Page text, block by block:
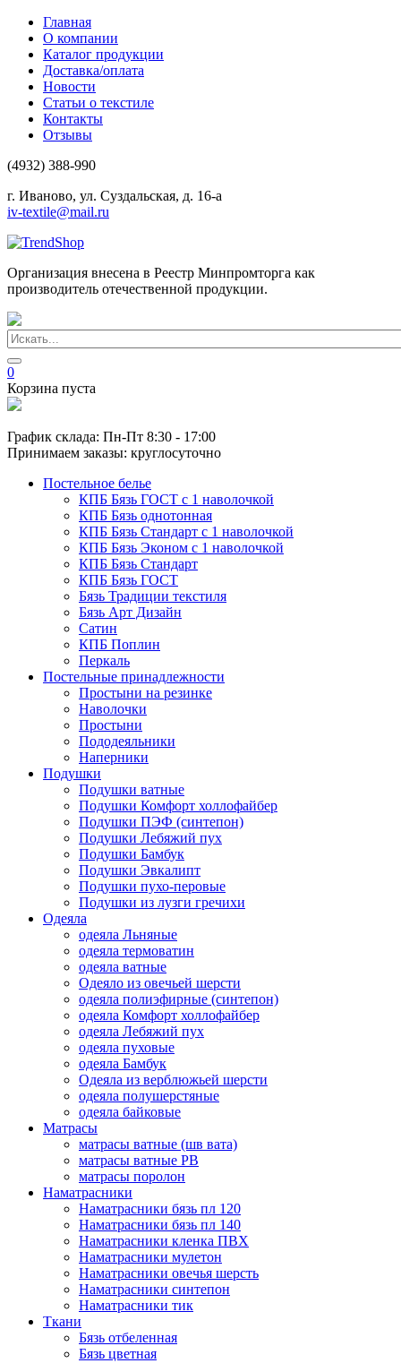
Главная
О компании
Каталог продукции
Доставка/оплата
Новости
Статьи о текстиле
Контакты
Отзывы
(4932) 388-990
г. Иваново, ул. Суздальская, д. 16-а
iv-textile@mail.ru
Организация внесена в Реестр Минпромторга как
производитель отечественной продукции.
0
Корзина пуста
График склада: Пн-Пт 8:30 - 17:00
Принимаем заказы: круглосуточно
Постельное белье
КПБ Бязь ГОСТ c 1 наволочкой
КПБ Бязь однотонная
КПБ Бязь Стандарт c 1 наволочкой
КПБ Бязь Эконом с 1 наволочкой
КПБ Бязь Стандарт
КПБ Бязь ГОСТ
Бязь Традиции текстиля
Бязь Арт Дизайн
Сатин
КПБ Поплин
Перкаль
Постельные принадлежности
Простыни на резинке
Наволочки
Простыни
Пододеяльники
Наперники
Подушки
Подушки ватные
Подушки Комфорт холлофайбер
Подушки ПЭФ (синтепон)
Подушки Лебяжий пух
Подушки Бамбук
Подушки Эвкалипт
Подушки пухо-перовые
Подушки из лузги гречихи
Одеяла
одеяла Льняные
одеяла термоватин
одеяла ватные
Одеяло из овечьей шерсти
одеяла полиэфирные (синтепон)
одеяла Комфорт холлофайбер
одеяла Лебяжий пух
одеяла пуховые
одеяла Бамбук
Одеяла из верблюжьей шерсти
одеяла полушерстяные
одеяла байковые
Матрасы
матрасы ватные (шв вата)
матрасы ватные РВ
матрасы поролон
Наматрасники
Наматрасники бязь пл 120
Наматрасники бязь пл 140
Наматрасники кленка ПВХ
Наматрасники мулетон
Наматрасники овечья шерсть
Наматрасники синтепон
Наматрасники тик
Ткани
Бязь отбеленная
Бязь цветная